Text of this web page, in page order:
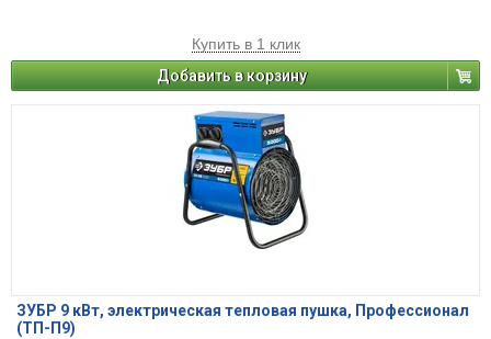
Купить в 1 клик
Добавить в корзину
ЗУБР 9 кВт, электрическая тепловая пушка, Профессионал
(ТП-П9)